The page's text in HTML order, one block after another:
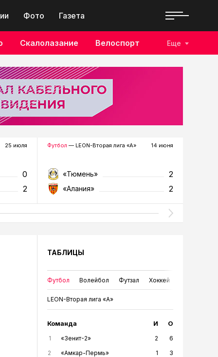
Фото Газета
Скалолазание Велоспорт Еще
25 июля
0
2
Футбол — LEON-Вторая лига «А» 14 июня
«Тюмень» 2
«Алания» 2
ТАБЛИЦЫ
Футбол Волейбол Футзал Хоккей
LEON-Вторая лига «А»
Команда И О
1 «Зенит-2» 2
6
2
«Амкар-Пермь» 1
3